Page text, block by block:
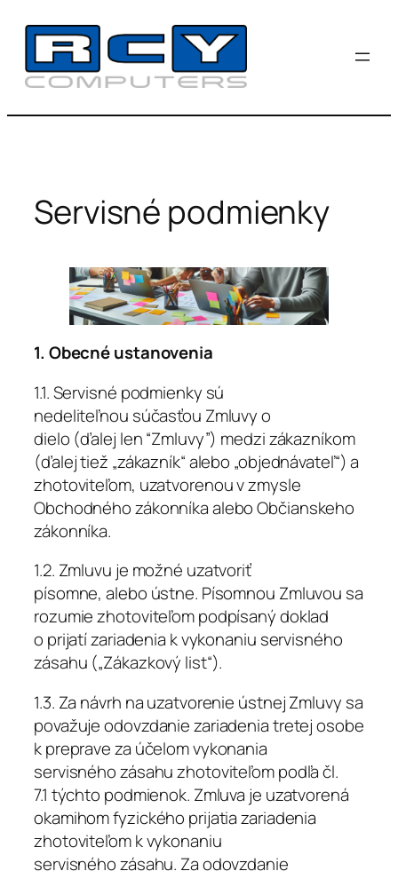
obsah
Servisné podmienky
1. Obecné ustanovenia
1.1. Servisné podmienky sú
nedeliteľnou súčasťou Zmluvy o
dielo (ďalej len “Zmluvy”) medzi zákazníkom
(ďalej tiež „zákazník“ alebo „objednávateľ“) a
zhotoviteľom, uzatvorenou v zmysle
Obchodného zákonníka alebo Občianskeho
zákonníka.
1.2. Zmluvu je možné uzatvoriť
písomne, alebo ústne. Písomnou Zmluvou sa
rozumie zhotoviteľom podpísaný doklad
o prijatí zariadenia k vykonaniu servisného
zásahu („Zákazkový list“).
1.3. Za návrh na uzatvorenie ústnej Zmluvy sa
považuje odovzdanie zariadenia tretej osobe
k preprave za účelom vykonania
servisného zásahu zhotoviteľom podľa čl.
7.1 týchto podmienok. Zmluva je uzatvorená
okamihom fyzického prijatia zariadenia
zhotoviteľom k vykonaniu
servisného zásahu. Za odovzdanie